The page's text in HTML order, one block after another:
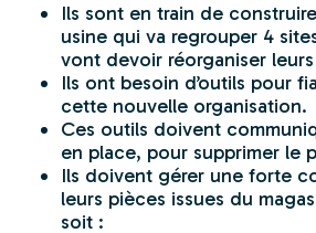
Ils sont en train de
usine qui va regrouper 4
vont devoir réorganiser
Ils ont besoin d’outils pour
cette nouvelle organisation.
Ces outils doivent
en place, pour supprimer le
Ils doivent gérer une forte
leurs pièces issues du
soit :